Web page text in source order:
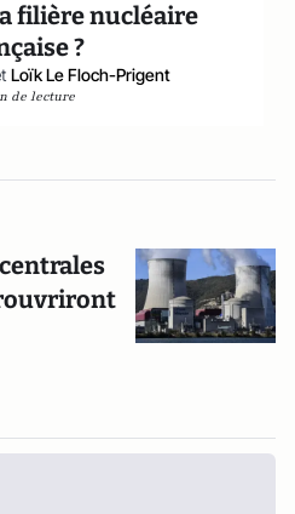
filière nucléaire
?
Loïk Le Floch-Prigent
de lecture